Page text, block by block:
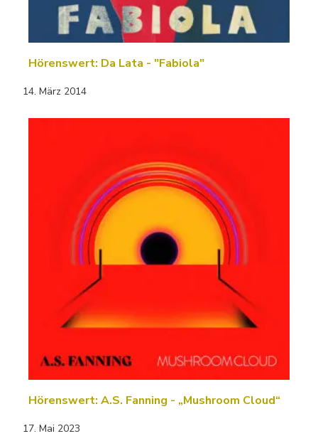
Hörenswert: Da Lata - "Fabiola"
14. März 2014
Hörenswert: A.S. Fanning - „Mushroom Cloud“
17. Mai 2023